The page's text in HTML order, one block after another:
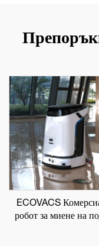
ECOVACS
робот за миене на